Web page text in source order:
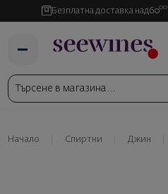
Безплатна доставка над6000
Начало Спиртни Джин